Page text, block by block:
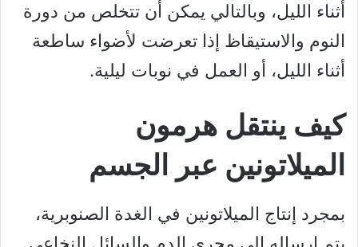
أثناء الليل، وبالتالي يمكن أن تتخلص من دورة
النوم والاستيقاظ إذا تعرضت لأضواء ساطعة
أثناء الليل، أو العمل في نوبات ليلية.
كيف ينتقل هرمون
الميلاتونين عبر الجسم
بمجرد إنتاج الميلاتونين في الغدة الصنوبرية،